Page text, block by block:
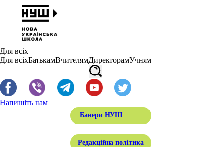
Для всіх
Для всіхБатькамВчителямДиректорамУчням
Напишіть нам
Банери НУШ
Редакційна політика